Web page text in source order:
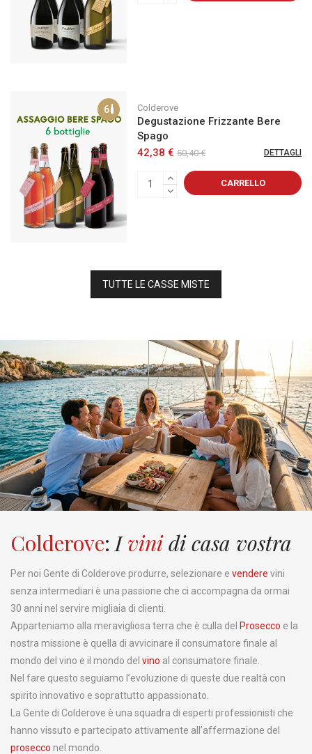
6 Colderove
Degustazione Frizzante Bere
Spago
42,38 €50,40 € DETTAGLI
CARRELLO
TUTTE LE CASSE MISTE
Colderove: Ivinidi casa vostra
Per noi Gente di Colderove produrre, selezionare e vendere vini
senza intermediari è una passione che ci accompagna da ormai
30 anni nel servire migliaia di clienti.
Apparteniamo alla meravigliosa terra che è culla del Prosecco e la
nostra missione è quella di avvicinare il consumatore finale al
mondo del vino e il mondo del vino al consumatore finale.
Nel fare questo seguiamo l’evoluzione di queste due realtà con
spirito innovativo e soprattutto appassionato.
La Gente di Colderove è una squadra di esperti professionisti che
hanno vissuto e partecipato attivamente all’affermazione del
prosecco nel mondo.